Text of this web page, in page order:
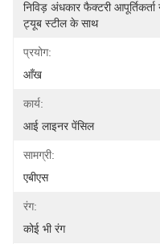
निविड़ अंधकार फैक्टरी
ट्यूब स्टील के साथ
प्रयोग:
आँख
कार्य:
आई लाइनर पेंसिल
सामग्री:
एबीएस
रंग:
कोई भी रंग